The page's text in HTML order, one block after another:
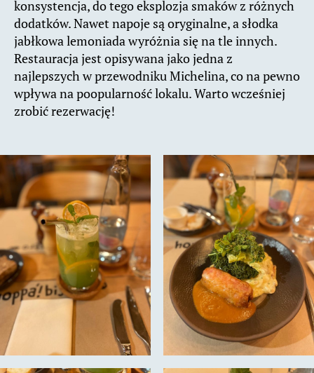
konsystencja, do tego eksplozja smaków z różnych
dodatków. Nawet napoje są oryginalne, a słodka
jabłkowa lemoniada wyróżnia się na tle innych.
Restauracja jest opisywana jako jedna z
najlepszych w przewodniku Michelina, co na pewno
wpływa na poopularność lokalu. Warto wcześniej
zrobić rezerwację!